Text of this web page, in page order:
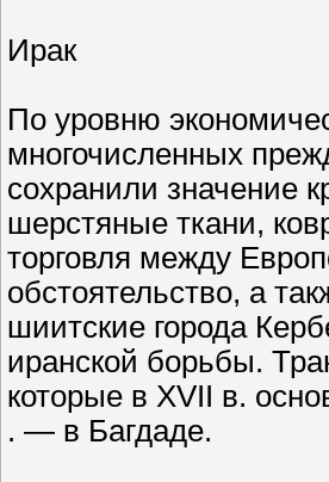
Ирак
По уровню
многочисленных
сохранили значение
шерстяные ткани,
торговля между
обстоятельство, а
шиитские города
иранской борьбы.
которые в XVII в.
. — в Багдаде.